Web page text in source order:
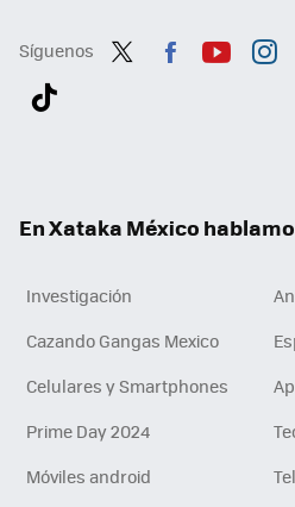
Síguenos
En Xataka México
Investigación
Cazando Gangas Mexico
Celulares y Smartphones
Prime Day 2024
Móviles android